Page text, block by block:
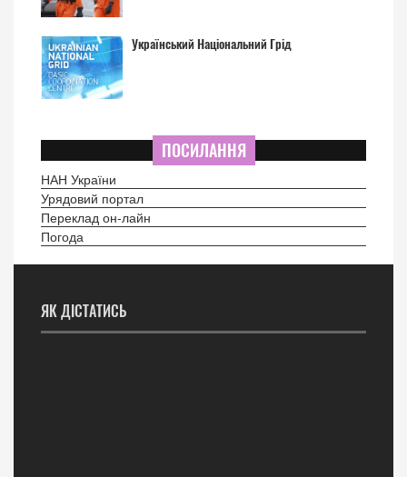
Український Національний Грід
ПОСИЛАННЯ
НАН України
Урядовий портал
Переклад он-лайн
Погода
ЯК ДІСТАТИСЬ